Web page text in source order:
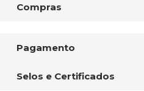
Compras
Pagamento
Selos e Certificados